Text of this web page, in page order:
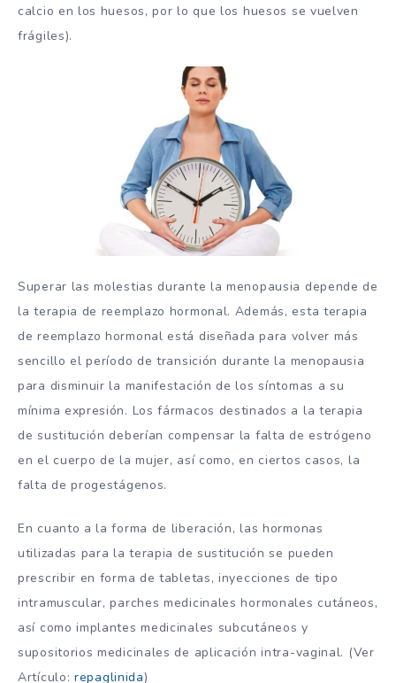
calcio en los huesos, por lo que los huesos se vuelven
frágiles).
Superar las molestias durante la menopausia depende de
la terapia de reemplazo hormonal. Además, esta terapia
de reemplazo hormonal está diseñada para volver más
sencillo el período de transición durante la menopausia
para disminuir la manifestación de los síntomas a su
mínima expresión. Los fármacos destinados a la terapia
de sustitución deberían compensar la falta de estrógeno
en el cuerpo de la mujer, así como, en ciertos casos, la
falta de progestágenos.
En cuanto a la forma de liberación, las hormonas
utilizadas para la terapia de sustitución se pueden
prescribir en forma de tabletas, inyecciones de tipo
intramuscular, parches medicinales hormonales cutáneos,
así como implantes medicinales subcutáneos y
supositorios medicinales de aplicación intra-vaginal. (Ver
Artículo: repaglinida)